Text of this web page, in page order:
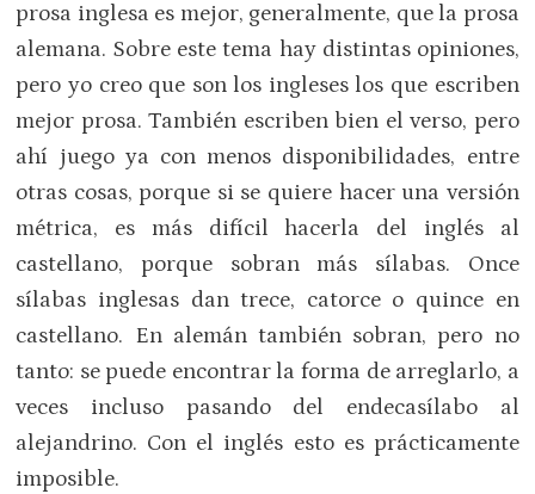
prosa inglesa es mejor, generalmente, que la prosa
alemana. Sobre este tema hay distintas opiniones,
pero yo creo que son los ingleses los que escriben
mejor prosa. También escriben bien el verso, pero
ahí juego ya con menos disponibilidades, entre
otras cosas, porque si se quiere hacer una versión
métrica, es más difícil hacerla del inglés al
castellano, porque sobran más sílabas. Once
sílabas inglesas dan trece, catorce o quince en
castellano. En alemán también sobran, pero no
tanto: se puede encontrar la forma de arreglarlo, a
veces incluso pasando del endecasílabo al
alejandrino. Con el inglés esto es prácticamente
imposible.